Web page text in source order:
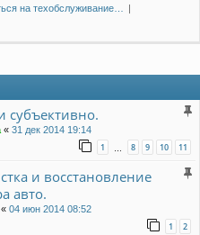
на техобслуживание…
субъективно.
« 31 дек 2014 19:14
1 8 9 10 11
и восстановление
авто.
« 04 июн 2014 08:52
1 2